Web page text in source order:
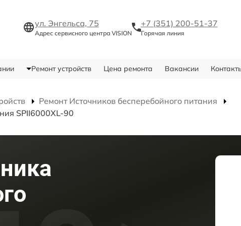
ул. Энгельса, 75
Адрес сервисного центра VISION
+7 (351) 200-51-37
Горячая линия
Ремонт устройств Цена ремонта Вакансии
Ремонт Источников бесперебойного питания
SPII6000XL-90